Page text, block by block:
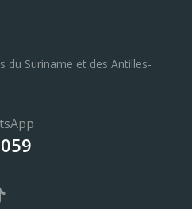
du Suriname et des Antilles-